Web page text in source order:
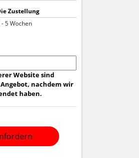
Zustellung
- 5 Wochen
Website sind
nachdem wir
haben.